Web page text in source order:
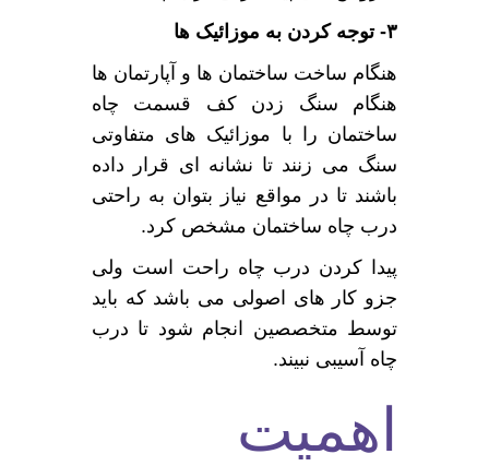
۳- توجه کردن به موزائیک ها
هنگام ساخت ساختمان ها و آپارتمان ها
هنگام سنگ زدن کف قسمت چاه
ساختمان را با موزائیک های متفاوتی
سنگ می زنند تا نشانه ای قرار داده
باشند تا در مواقع نیاز بتوان به راحتی
درب چاه ساختمان مشخص کرد.
پیدا کردن درب چاه راحت است ولی
جزو کار های اصولی می باشد که باید
توسط متخصصین انجام شود تا درب
چاه آسیبی نبیند.
اهمیت